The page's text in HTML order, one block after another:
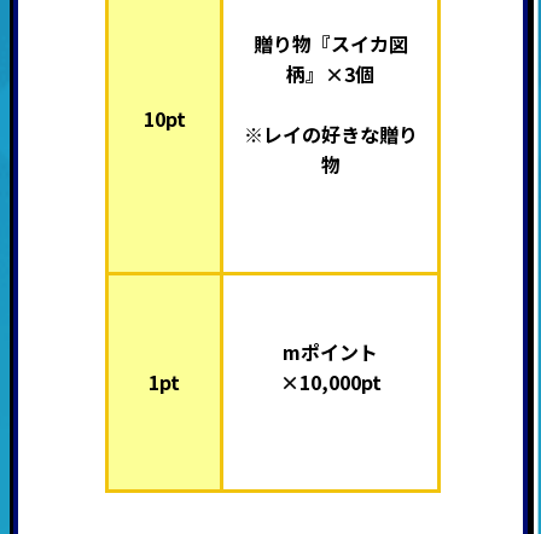
10pt
贈り物『スイカ図
柄』×3個
※レイの好きな贈り
物
1pt
mポイント
×10,000pt